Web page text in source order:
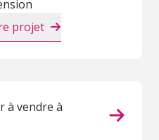
projet
à vendre à